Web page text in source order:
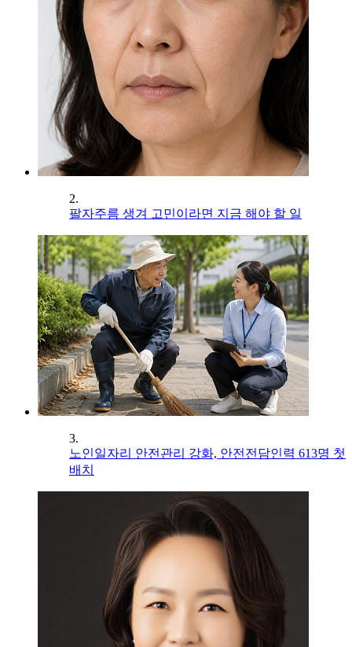
2.
팔자주름 생겨 고민이라면 지금 해야 할 일
3.
노인일자리 안전관리 강화, 안전전담인력 613명 첫
배치